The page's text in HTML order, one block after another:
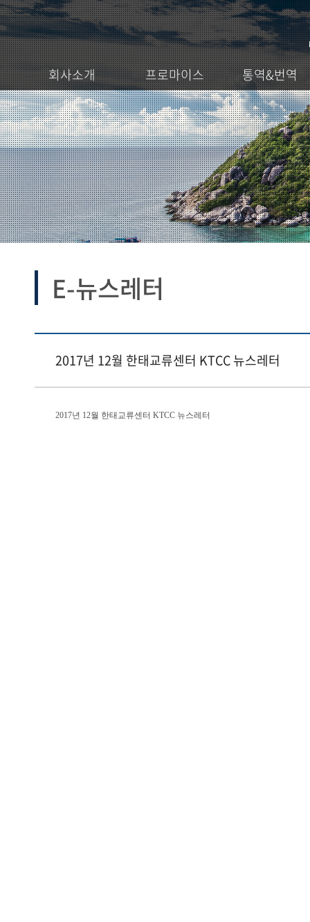
회사소개 프로마이스 통역&번역
E-뉴스레터
2017년 12월 한태교류센터 KTCC 뉴스레터
2017년 12월 한태교류센터 KTCC 뉴스레터